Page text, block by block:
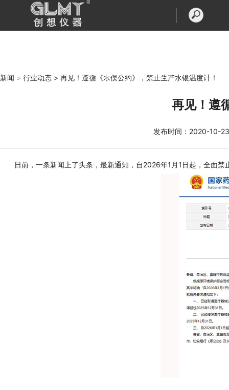
新闻资讯 服务支持 客户案例
新闻 > 行业动态 > 再见！遵循《水俣公约》，禁止生产水银温度计！
再见！遵
发布时间：2020-10-23
日前，一条新闻上了头条，最新通知，自2026年1月1日起，全面